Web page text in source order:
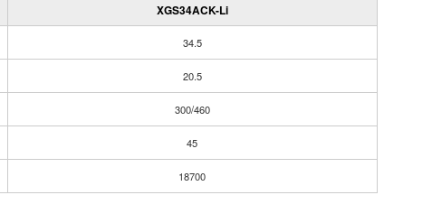
XGS34ACK-Li
34.5
20.5
300/460
45
18700